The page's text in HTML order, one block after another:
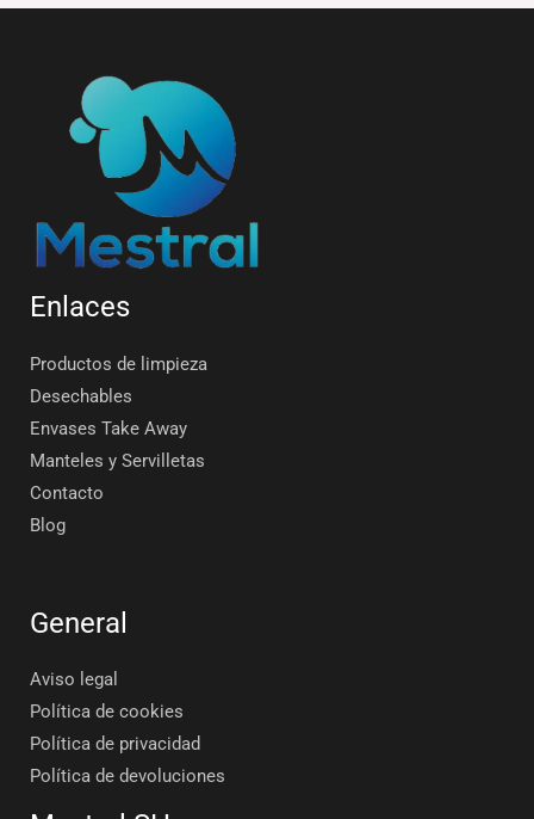
Enlaces
Productos de limpieza
Desechables
Envases Take Away
Manteles y Servilletas
Contacto
Blog
General
Aviso legal
Política de cookies
Política de privacidad
Política de devoluciones